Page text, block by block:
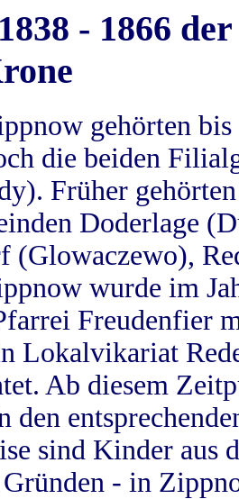
- 1866
gehörten
die beiden
Früher
Doderlage
(Glowaczewo),
wurde im
Freudenfier
Lokalvikariat
Ab diesem
den
sind Kinder aus
- in